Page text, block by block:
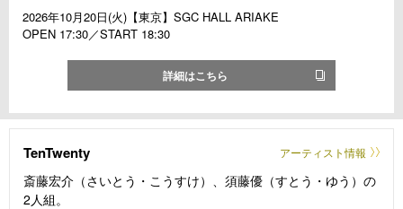
2026年10月20日(火)【東京】SGC HALL ARIAKE
OPEN 17:30／START 18:30
詳細はこちら
TenTwenty アーティスト情報
斎藤宏介（さいとう・こうすけ）、須藤優（すとう・ゆう）の
2人組。